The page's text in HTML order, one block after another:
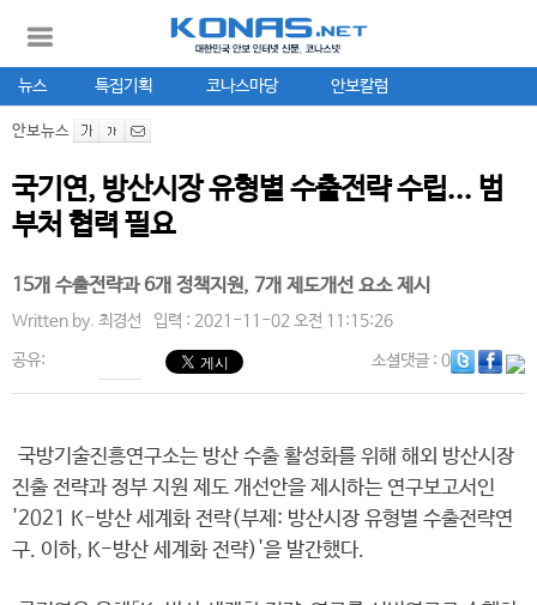
뉴스 특집기획 코나스마당 안보칼럼
안보뉴스
국기연, 방산시장 유형별 수출전략 수립... 범
부처 협력 필요
15개 수출전략과 6개 정책지원, 7개 제도개선 요소 제시
Written by. 최경선 입력 : 2021-11-02 오전 11:15:26
공유: 소셜댓글: 0
국방기술진흥연구소는 방산 수출 활성화를 위해 해외 방산시장
진출 전략과 정부 지원 제도 개선안을 제시하는 연구보고서인
'2021 K-방산 세계화 전략(부제: 방산시장 유형별 수출전략연
구. 이하, K-방산 세계화 전략)'을 발간했다.